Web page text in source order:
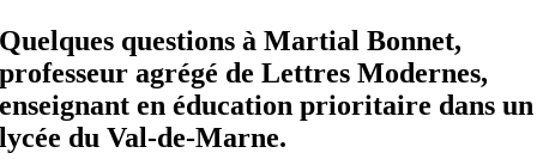
Quelques questions à Martial Bonnet,
professeur agrégé de Lettres Modernes,
enseignant en éducation prioritaire dans un
lycée du Val-de-Marne.